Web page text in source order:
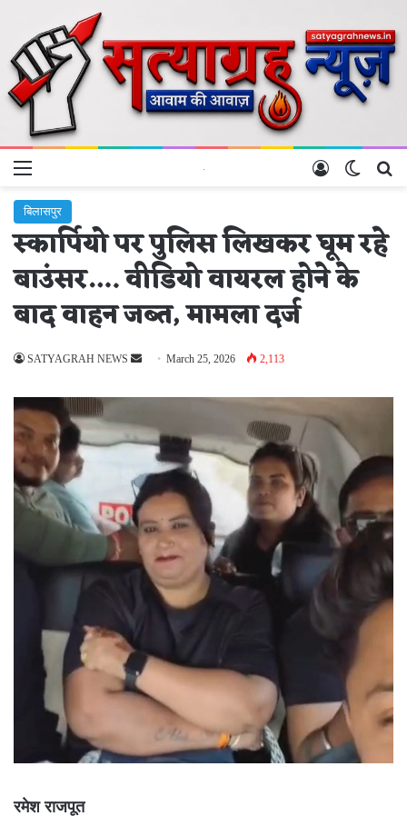
Menu Switch
Log In
बिलासपुर
स्कार्पियो पर पुलिस लिखकर घूम रहे
बाउंसर…. वीडियो वायरल होने के
बाद वाहन जब्त, मामला दर्ज
SATYAGRAH NEWS
Send March 25, 2026 2,113
रमेश राजपूत